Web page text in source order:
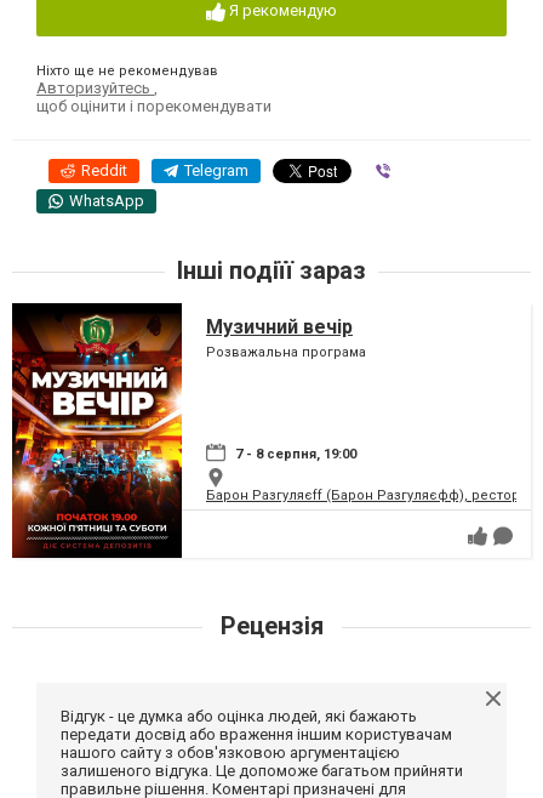
Я рекомендую
Ніхто ще не рекомендував
Авторизуйтесь
щоб оцінити і порекомендувати
Reddit Telegram
WhatsApp
Інші подіїї зараз
Музичний вечір
Розважальна програма
7 - 8 серпня, 19:00
Барон Разгуляєff (Барон Разгуляєфф),
Рецензія
Відгук - це думка або оцінка людей, які бажають
передати досвід або враження іншим користувачам
нашого сайту з обов'язковою аргументацією
залишеного відгука. Це допоможе багатьом прийняти
правильне рішення. Коментарі призначені для